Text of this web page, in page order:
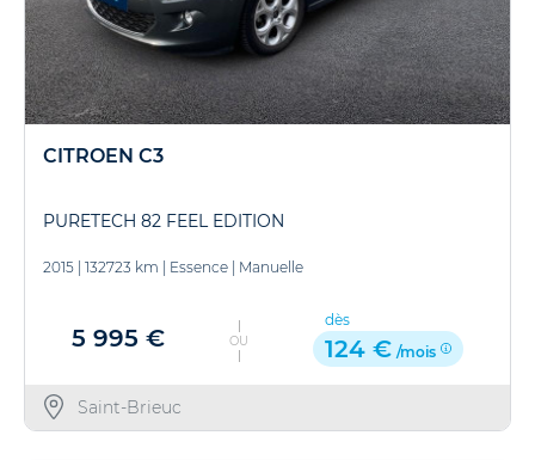
CITROEN C3
PURETECH 82 FEEL EDITION
2015 132723 km Essence Manuelle
5 995 € OU
dès
124 € /mois
Saint-Brieuc